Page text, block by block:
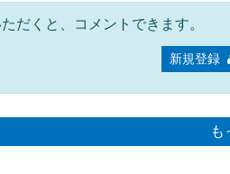
だくと、コメントできます。
新規登録
も